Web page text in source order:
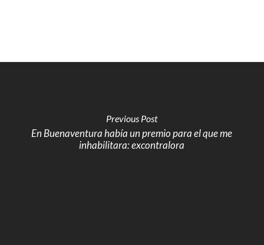
Previous Post
En Buenaventura había un premio para el que me
inhabilitara: excontralora